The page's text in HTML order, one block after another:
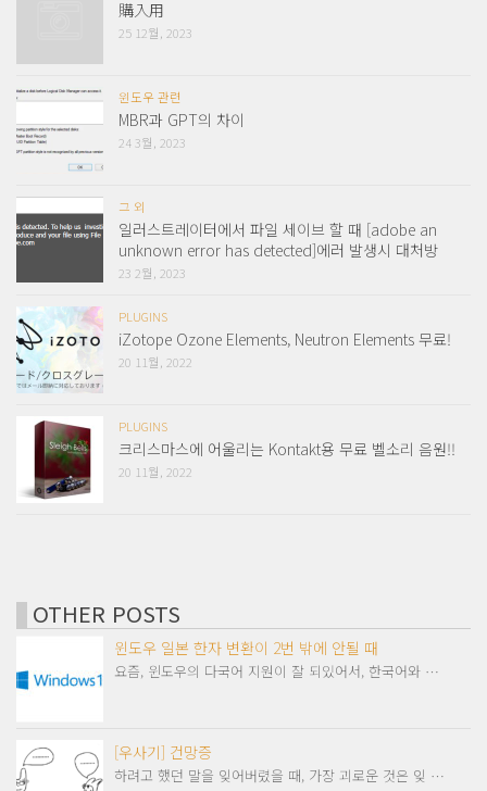
購入用
25 12월, 2023
윈도우 관련
MBR과 GPT의 차이
24 3월, 2023
그 외
일러스트레이터에서 파일 세이브 할 때 [adobe an
unknown error has detected]에러 발생시 대처방
23 2월, 2023
PLUGINS
iZotope Ozone Elements, Neutron Elements 무료!
20 11월, 2022
PLUGINS
크리스마스에 어울리는 Kontakt용 무료 벨소리 음원!!
20 11월, 2022
OTHER POSTS
윈도우 일본 한자 변환이 2번 밖에 안될 때
요즘, 윈도우의 다국어 지원이 잘 되있어서, 한국어와 …
[우사기] 건망증
하려고 했던 말을 잊어버렸을 때, 가장 괴로운 것은 잊 …